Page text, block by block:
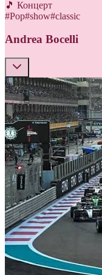
🎵 Концерт
#Pop#show#classic
Andrea Bocelli